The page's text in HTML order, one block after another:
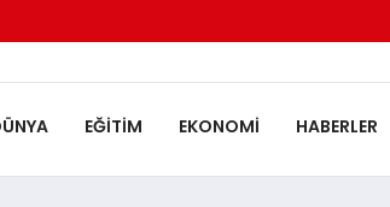
EĞITIM EKONOMI HABERLER